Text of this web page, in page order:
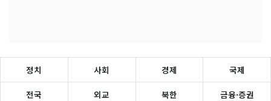
정치 사회 경제 국제
전국 외교 북한 금융·증권